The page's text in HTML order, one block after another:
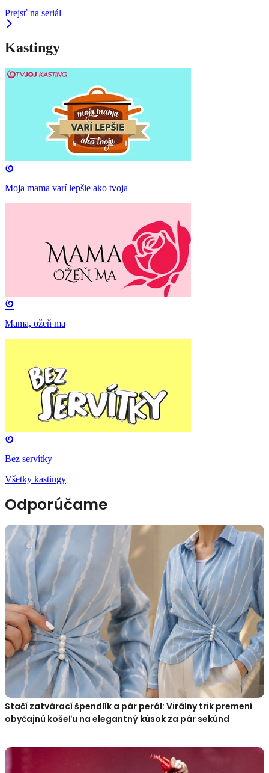
Prejsť na seriál
Kastingy
Moja mama varí lepšie ako tvoja
Mama, ožeň ma
Bez servítky
Všetky kastingy
Odporúčame
Stačí zatvárací špendlík a pár perál: Virálny trik premení
obyčajnú košeľu na elegantný kúsok za pár sekúnd